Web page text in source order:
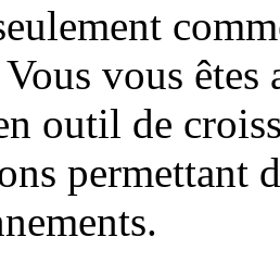
vous
outil de
permettant